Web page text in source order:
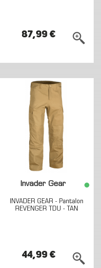
87,99 €
Invader Gear
INVADER GEAR - Pantalon
REVENGER TDU - TAN
44,99 €